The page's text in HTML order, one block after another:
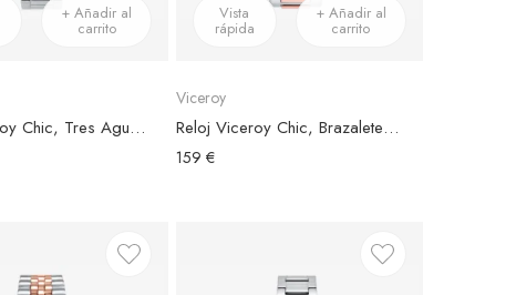
+ Añadir al
carrito
Reloj Viceroy Chic, Tres Agujas, Brazalete Acero Plateado, Esfera Plateada
Vista
rápida
+ Añadir al
carrito
Viceroy
Reloj Viceroy Chic, Brazalete Acero Bicolor, Esfera Rosa Perlado
159 €